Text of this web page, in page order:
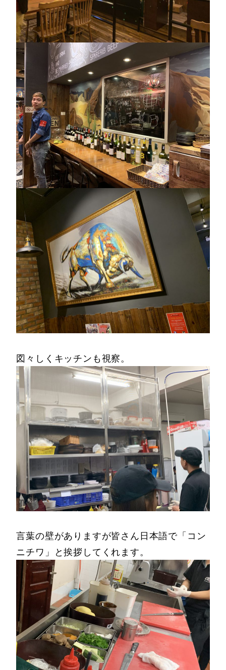
図々しくキッチンも視察。
言葉の壁がありますが皆さん日本語で「コン
ニチワ」と挨拶してくれます。